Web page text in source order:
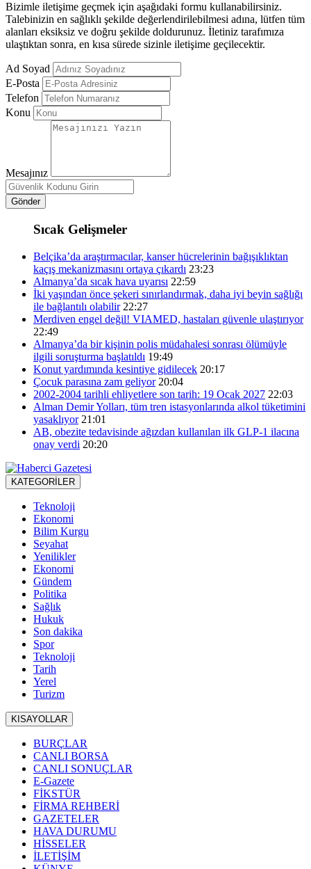
Bizimle iletişime geçmek için aşağıdaki formu kullanabilirsiniz.
Talebinizin en sağlıklı şekilde değerlendirilebilmesi adına, lütfen tüm
alanları eksiksiz ve doğru şekilde doldurunuz. İletiniz tarafımıza
ulaştıktan sonra, en kısa sürede sizinle iletişime geçilecektir.
Ad Soyad
E-Posta
Telefon
Konu
Mesajınız
Gönder
Sıcak Gelişmeler
Belçika’da araştırmacılar, kanser hücrelerinin bağışıklıktan
kaçış mekanizmasını ortaya çıkardı 23:23
Almanya’da sıcak hava uyarısı 22:59
İki yaşından önce şekeri sınırlandırmak, daha iyi beyin sağlığı
ile bağlantılı olabilir 22:27
Merdiven engel değil! VIAMED, hastaları güvenle ulaştırıyor
22:49
Almanya’da bir kişinin polis müdahalesi sonrası ölümüyle
ilgili soruşturma başlatıldı 19:49
Konut yardımında kesintiye gidilecek 20:17
Çocuk parasına zam geliyor 20:04
2002-2004 tarihli ehliyetlere son tarih: 19 Ocak 2027 22:03
Alman Demir Yolları, tüm tren istasyonlarında alkol tüketimini
yasaklıyor 21:01
AB, obezite tedavisinde ağızdan kullanılan ilk GLP-1 ilacına
onay verdi 20:20
KATEGORİLER
Teknoloji
Ekonomi
Bilim Kurgu
Seyahat
Yenilikler
Ekonomi
Gündem
Politika
Sağlık
Hukuk
Son dakika
Spor
Teknoloji
Tarih
Yerel
Turizm
KISAYOLLAR
BURÇLAR
CANLI BORSA
CANLI SONUÇLAR
E-Gazete
FİKSTÜR
FİRMA REHBERİ
GAZETELER
HAVA DURUMU
HİSSELER
İLETİŞİM